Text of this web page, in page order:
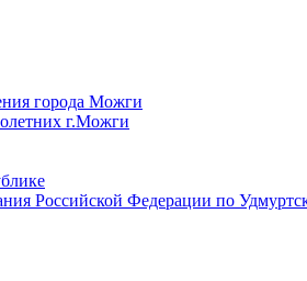
города Можги
г.Можги
Российской Федерации по